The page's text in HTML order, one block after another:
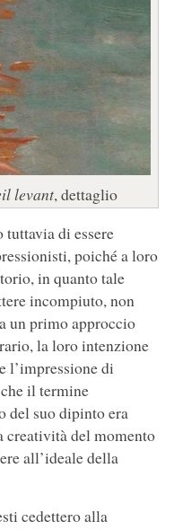
levant, dettaglio
di essere
poiché a loro
in quanto tale
incompiuto, non
un primo approccio
la loro intenzione
l’impressione di
il termine
del suo dipinto era
creatività del momento
all’ideale della
cedettero alla